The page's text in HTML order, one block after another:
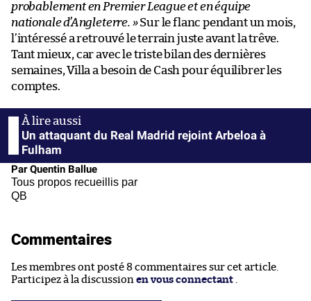
probablement en Premier League et en équipe
nationale d’Angleterre. »Sur le flanc pendant un mois,
l’intéressé a retrouvé le terrain juste avant la trêve.
Tant mieux, car avec le triste bilan des dernières
semaines, Villa a besoin de Cash pour équilibrer les
comptes.
Un attaquant du Real Madrid rejoint Arbeloa à
Fulham
Par Quentin Ballue
Tous propos recueillis par
QB
Commentaires
Les membres ont posté 8 commentaires sur cet article.
Participez à la discussion en vous connectant .